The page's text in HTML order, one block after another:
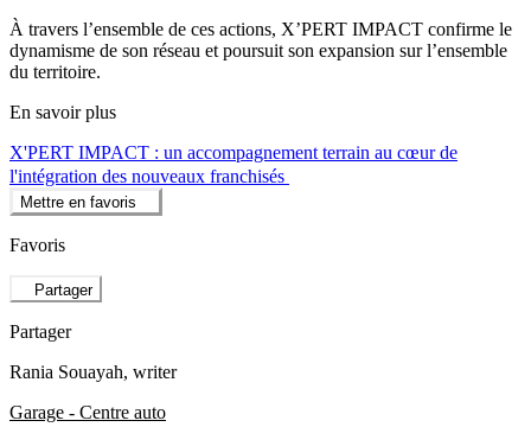
À travers l’ensemble de ces actions, X’PERT IMPACT confirme le
dynamisme de son réseau et poursuit son expansion sur l’ensemble
du territoire.
En savoir plus
X'PERT IMPACT : un accompagnement terrain au cœur de
l'intégration des nouveaux franchisés
Mettre en favoris
Favoris
Partager
Partager
Rania Souayah, writer
Garage - Centre auto